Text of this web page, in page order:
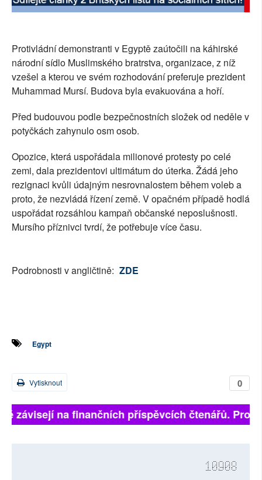
SOCIÁLNÍ SÍTĚ
PLNÁ VERZE STRÁNEK
Protivládní demonstranti v Egyptě zaútočili na káhirské
národní sídlo Muslimského bratrstva, organizace, z níž
vzešel a kterou ve svém rozhodování preferuje prezident
Muhammad Mursí. Budova byla evakuována a hoří.
Před budouvou podle bezpečnostních složek od neděle v
potyčkách zahynulo osm osob.
Opozice, která uspořádala milionové protesty po celé
zemi, dala prezidentovi ultimátum do úterka. Žádá jeho
rezignaci kvůli údajným nesrovnalostem během voleb a
proto, že nezvládá řízení země. V opačném případě hodlá
uspořádat rozsáhlou kampaň občanské neposlušnosti.
Mursího příznivci tvrdí, že potřebuje více času.
Podrobnosti v angličtině: ZDE
Egypt
0
Vytisknout
závisejí na finančních příspěvcích čtenářů.
10908